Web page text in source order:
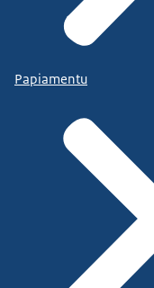
Papiamentu